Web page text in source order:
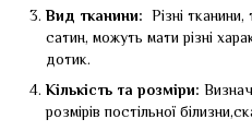
Вид тканини: Різні
сатин, можуть мати різні
дотик.
Кількість та розміри:
розмірів постільної